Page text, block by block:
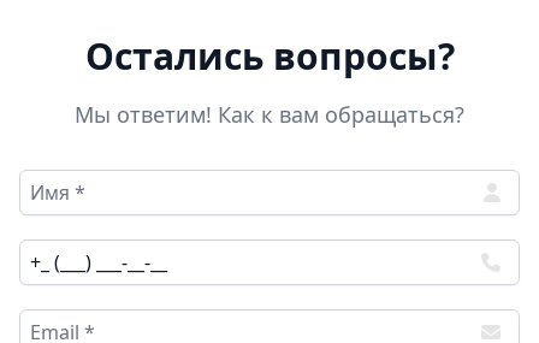
Остались вопросы?
Мы ответим! Как к вам обращаться?